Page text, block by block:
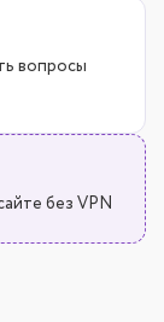
вопросы
без VPN